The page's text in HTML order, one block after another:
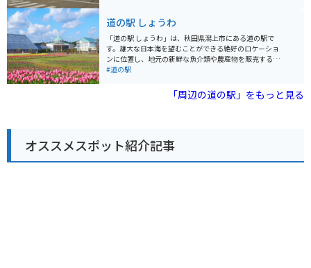
産品販売コーナーでは、地元で採れた新鮮な野菜や果物
が人気です。また、八郎潟産のしじみを使ったラーメン
や、大潟村産の米粉を使ったパンなど、地元の食材を活
かした軽食も楽しめます。 バイクで訪れる場合、道の駅
には広々とした駐車場が完備されているので安心です。
な景色を楽しむのがおすすめです。 周辺には、大潟村干
ーラル大潟は、広大な芝生広場や遊具施設がある公園
で、家族連れにも人気です。
道の駅 しょうわ
「道の駅 しょうわ」は、秋田県潟上市にある道の駅で
す。雄大な日本海を望むことができる絶好のロケーショ
ンに位置し、地元の新鮮な魚介類や農産物を販売する直
売所が人気です。 特に、日本海で獲れたばかりの新鮮な
の幸をふんだんに使った海鮮丼や定食は、訪れる人々を
魅了しています。また、地元の農家で採れた新鮮な野菜
る際には、ぜひ立ち寄ってみてください。雄大な景色を
眺めながら、地元の美味しいグルメを堪能できます。道
の駅 しょうわは、秋田の魅力が詰まった道の駅です。
#道の駅
「周辺の道の駅」をもっと見る
オススメスポット紹介記事